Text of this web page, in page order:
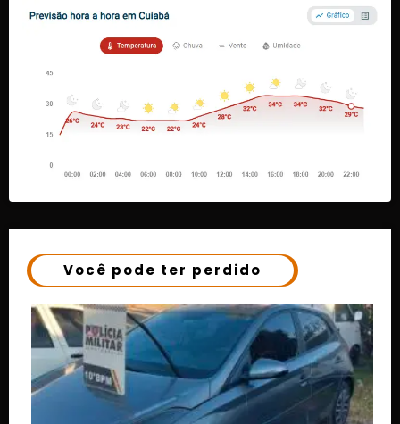
Você pode ter perdido